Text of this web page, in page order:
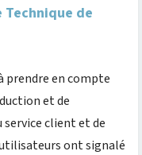
Technique de
prendre en compte
et de
client et de
ont signalé